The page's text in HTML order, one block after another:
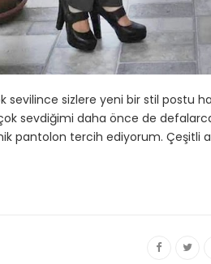
sevilince sizlere yeni bir stil postu
sevdiğimi daha önce de
pantolon tercih ediyorum. Çeşitli